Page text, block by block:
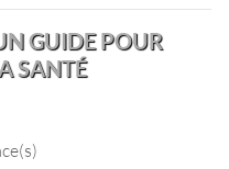
GUIDE POUR
SANTÉ